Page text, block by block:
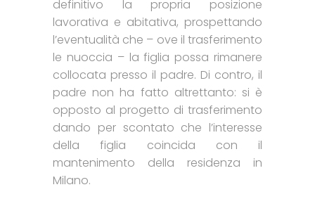
definitivo la propria posizione
lavorativa e abitativa, prospettando
l’eventualità che – ove il trasferimento
le nuoccia – la figlia possa rimanere
collocata presso il padre. Di contro, il
padre non ha fatto altrettanto: si è
opposto al progetto di trasferimento
dando per scontato che l’interesse
della figlia coincida con il
mantenimento della residenza in
Milano.